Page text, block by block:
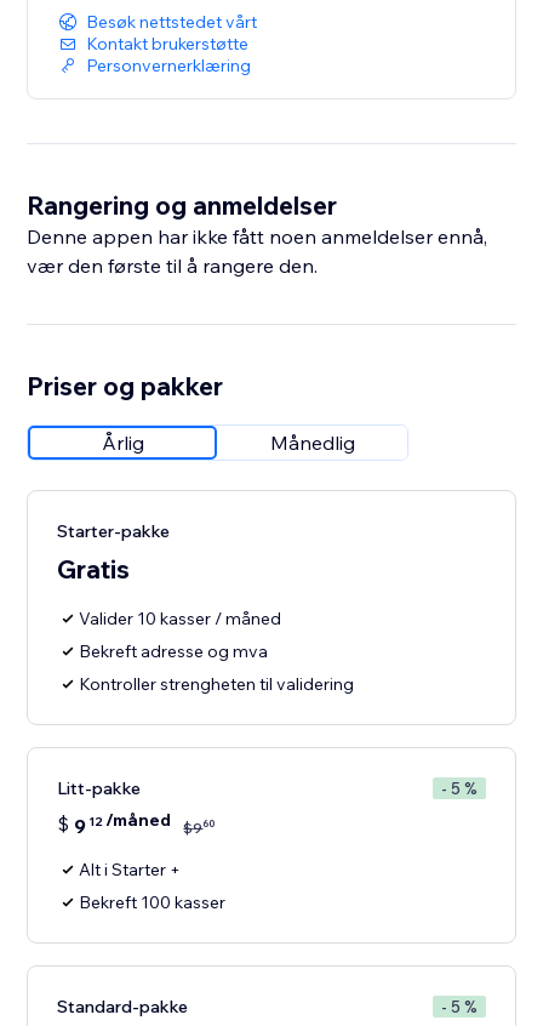
Besøk nettstedet vårt
Kontakt brukerstøtte
Personvernerklæring
Rangering og anmeldelser
Denne appen har ikke fått noen anmeldelser ennå,
vær den første til å rangere den.
Priser og pakker
Årlig Månedlig
Starter-pakke
Gratis
Valider 10 kasser / måned
Bekreft adresse og mva
Kontroller strengheten til validering
Litt-pakke - 5 %
$ 9 12/måned $960
Alt i Starter +
Bekreft 100 kasser
Standard-pakke - 5 %